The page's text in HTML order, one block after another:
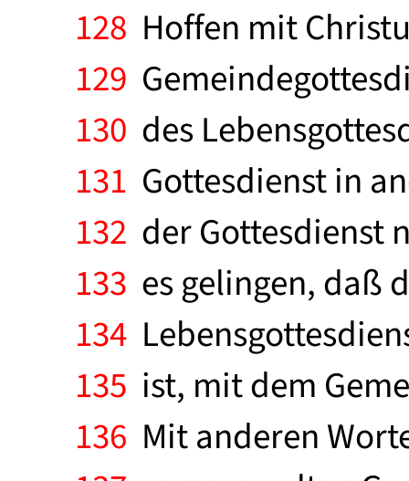
128 Hoffen mit
129
130 des
131 Gottesdienst in
132 der Gottesdienst
133 es gelingen, daß
134
135 ist, mit dem
136 Mit anderen